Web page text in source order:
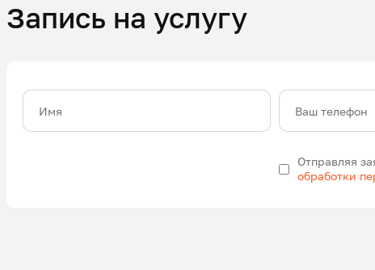
Запись на услугу
Имя Ваш телефон
Отправляя
обработки